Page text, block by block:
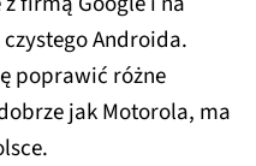
Androida.
poprawić różne
jak Motorola, ma